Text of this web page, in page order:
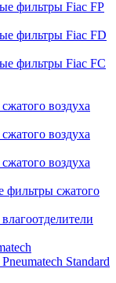
фильтры Fiac FP
фильтры Fiac FD
фильтры Fiac FC
воздуха
воздуха
воздуха
фильтры сжатого
Standard